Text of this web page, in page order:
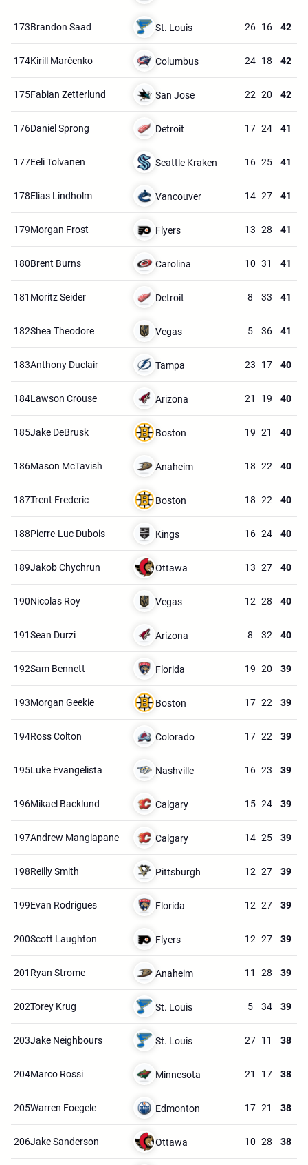
173.Brandon Saad St. Louis 26 16 42
174.Kirill Marčenko Columbus 24 18 42
175.Fabian Zetterlund San Jose 22 20 42
176.Daniel Sprong Detroit 17 24 41
177.Eeli Tolvanen Seattle Kraken 16 25 41
178.Elias Lindholm Vancouver 14 27 41
179.Morgan Frost Flyers 13 28 41
180.Brent Burns Carolina 10 31 41
181.Moritz Seider Detroit 8 33 41
182.Shea Theodore Vegas 5 36 41
183.Anthony Duclair Tampa 23 17 40
184.Lawson Crouse Arizona 21 19 40
185.Jake DeBrusk Boston 19 21 40
186.Mason McTavish Anaheim 18 22 40
187.Trent Frederic Boston 18 22 40
188.Pierre-Luc Dubois Kings 16 24 40
189.Jakob Chychrun Ottawa 13 27 40
190.Nicolas Roy Vegas 12 28 40
191.Sean Durzi Arizona 8 32 40
192.Sam Bennett Florida 19 20 39
193.Morgan Geekie Boston 17 22 39
194.Ross Colton Colorado 17 22 39
195.Luke Evangelista Nashville 16 23 39
196.Mikael Backlund Calgary 15 24 39
197.Andrew Mangiapane Calgary 14 25 39
198.Reilly Smith Pittsburgh 12 27 39
199.Evan Rodrigues Florida 12 27 39
200.Scott Laughton Flyers 12 27 39
201.Ryan Strome Anaheim 11 28 39
202.Torey Krug St. Louis 5 34 39
203.Jake Neighbours St. Louis 27 11 38
204.Marco Rossi Minnesota 21 17 38
205.Warren Foegele Edmonton 17 21 38
206.Jake Sanderson Ottawa 10 28 38